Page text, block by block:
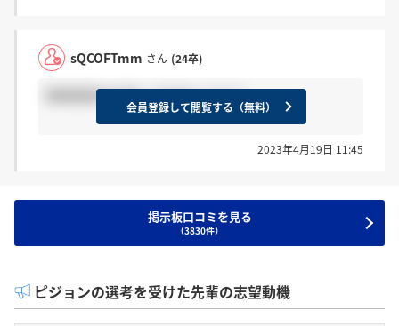
sQCOFTmm さん (24卒)
録画面接の合否って出ましたか？
会員登録して閲覧する（無料）
2023年4月19日 11:45
掲示板口コミを見る
（3830件）
ピジョンの選考を受けた先輩の志望動機